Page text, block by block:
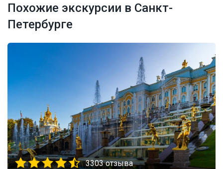
Похожие экскурсии в Санкт-
Петербурге
3303 отзыва